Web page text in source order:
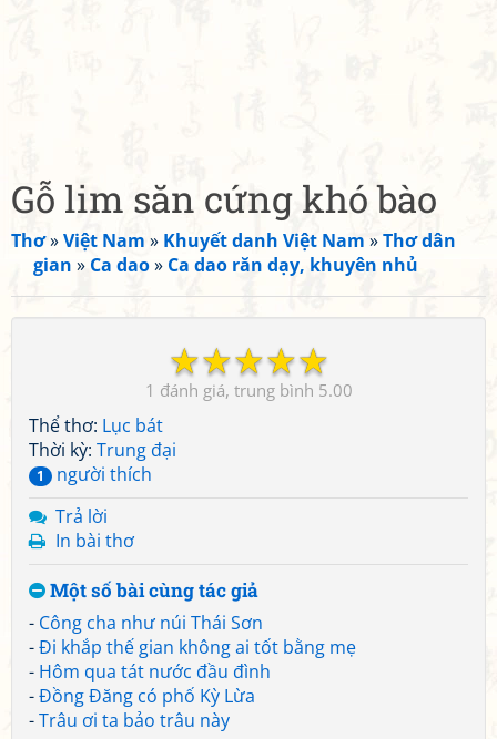
Gỗ lim săn cứng khó bào
Thơ»Việt Nam » Khuyết danh Việt Nam »Thơ dân
gian » Ca dao» Ca dao răn dạy, khuyên nhủ
☆
☆
☆
☆
☆
1 5.00
Thể thơ: Lục bát
Thời kỳ: Trung đại
1
người thích
Trả lời
In bài thơ
Một số bài cùng tác giả
- Công cha như núi Thái Sơn
-Đi khắp thế gian không ai tốt bằng mẹ
- Hôm qua tát nước đầu đình
-Đồng Đăng có phố Kỳ Lừa
-Trâu ơi ta bảo trâu này